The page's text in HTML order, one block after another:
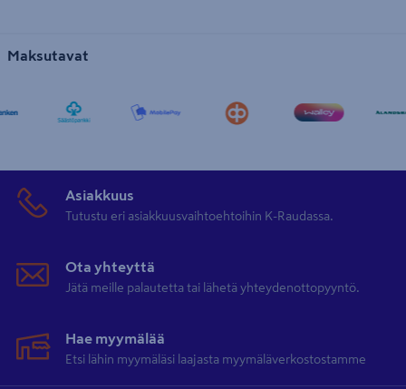
Maksutavat
Asiakkuus
Tutustu eri asiakkuusvaihtoehtoihin K-Raudassa.
Ota yhteyttä
Jätä meille palautetta tai lähetä yhteydenottopyyntö.
Hae myymälää
Etsi lähin myymäläsi laajasta myymäläverkostostamme